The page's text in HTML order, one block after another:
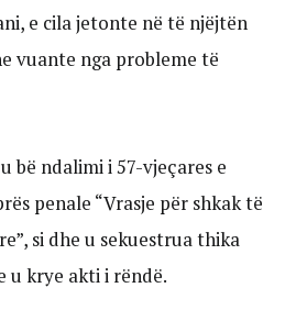
e cila jetonte në të njëjtën
vuante nga probleme të
bë ndalimi i 57-vjeçares e
penale “Vrasje për shkak të
si dhe u sekuestrua thika
u krye akti i rëndë.